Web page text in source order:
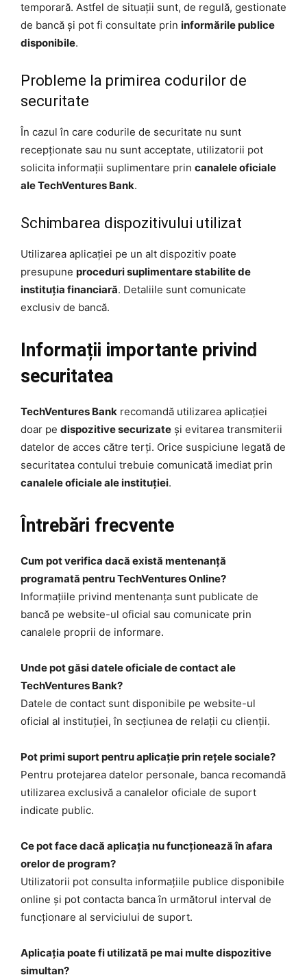
temporară. Astfel de situații sunt, de regulă, gestionate
de bancă și pot fi consultate prin informările publice
disponibile.
Probleme la primirea codurilor de
securitate
În cazul în care codurile de securitate nu sunt
recepționate sau nu sunt acceptate, utilizatorii pot
solicita informații suplimentare prin canalele oficiale
ale TechVentures Bank.
Schimbarea dispozitivului utilizat
Utilizarea aplicației pe un alt dispozitiv poate
presupune proceduri suplimentare stabilite de
instituția financiară. Detaliile sunt comunicate
exclusiv de bancă.
Informații importante privind
securitatea
TechVentures Bank recomandă utilizarea aplicației
doar pe dispozitive securizate și evitarea transmiterii
datelor de acces către terți. Orice suspiciune legată de
securitatea contului trebuie comunicată imediat prin
canalele oficiale ale instituției.
Întrebări frecvente
Cum pot verifica dacă există mentenanță
programată pentru TechVentures Online?
Informațiile privind mentenanța sunt publicate de
bancă pe website-ul oficial sau comunicate prin
canalele proprii de informare.
Unde pot găsi datele oficiale de contact ale
TechVentures Bank?
Datele de contact sunt disponibile pe website-ul
oficial al instituției, în secțiunea de relații cu clienții.
Pot primi suport pentru aplicație prin rețele sociale?
Pentru protejarea datelor personale, banca recomandă
utilizarea exclusivă a canalelor oficiale de suport
indicate public.
Ce pot face dacă aplicația nu funcționează în afara
orelor de program?
Utilizatorii pot consulta informațiile publice disponibile
online și pot contacta banca în următorul interval de
funcționare al serviciului de suport.
Aplicația poate fi utilizată pe mai multe dispozitive
simultan?